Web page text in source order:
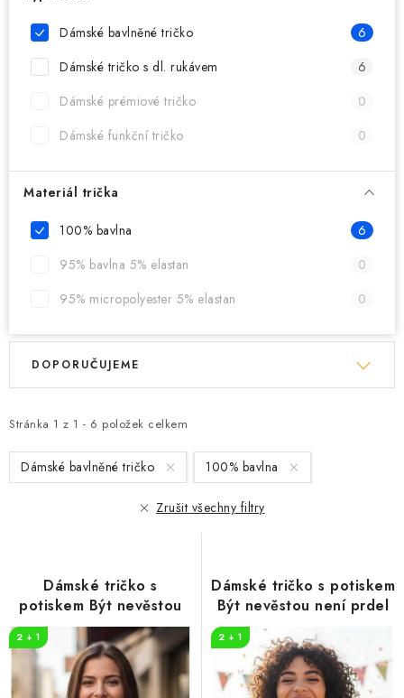
OKAMŽITĚ K ODBĚRU
MÁM SRDCE POMÁHÁM
VÁNOCE
Obchodní podmínky
Zásady zpracování ochrany osobních údajů
Napište nám
Kontakty
Dámské bavlněné tričko
6
Dámské tričko s dl. rukávem
6
Dámské prémiové tričko
0
Dámské funkční tričko
0
Materiál trička
100% bavlna
6
95% bavlna 5% elastan
0
95% micropolyester 5% elastan
0
V
i
s
p
k
t
ů
Stránka 1 z 1 - 6 položek celkem
Ř
e
n
í
u
k
t
ů
DOPORUČUJEME
Dámské bavlněné tričko 100% bavlna
Zrušit všechny filtry
Dámské tričko s
potiskem Být nevěstou
2 + 1
Dámské tričko s potiskem
Být nevěstou není prdel
2 + 1